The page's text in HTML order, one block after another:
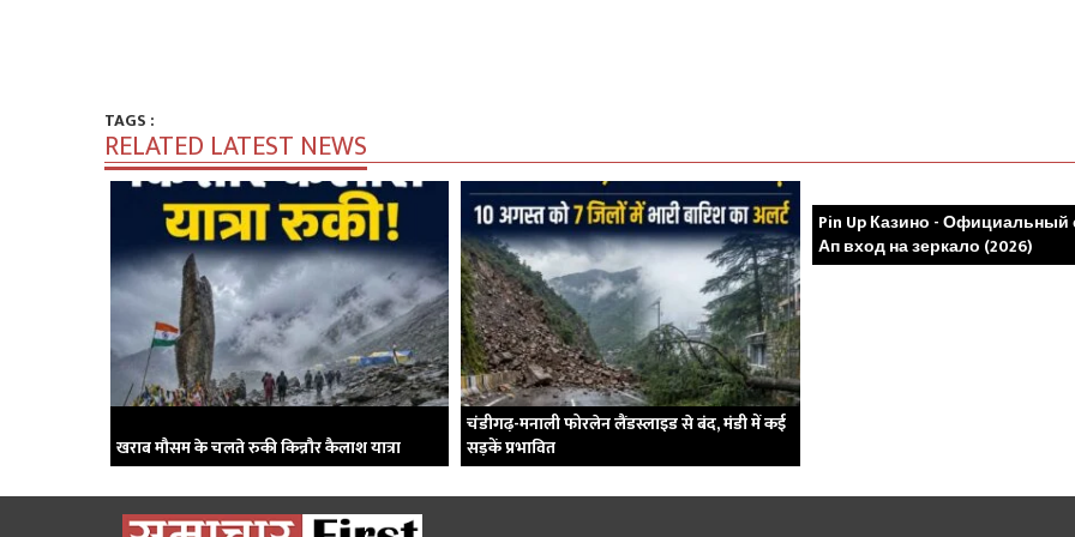
TAGS :
RELATED LATEST NEWS
खराब मौसम के चलते रुकी किन्नौर कैलाश यात्रा
चंडीगढ़-मनाली फोरलेन लैंडस्लाइड से बंद, मंडी में कई
सड़कें प्रभावित
Pin Up Казино - Официальный
Ап вход на зеркало (2026)